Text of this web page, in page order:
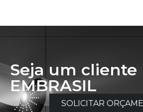
Seja um cliente
EMBRASIL
SOLICITAR